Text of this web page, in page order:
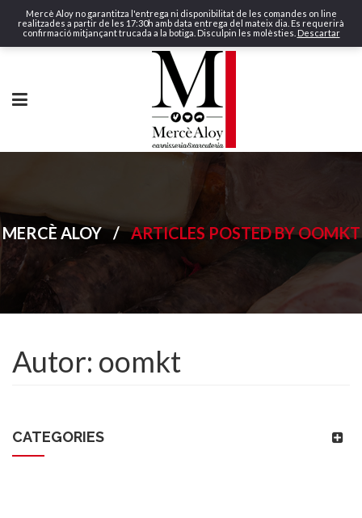
Mercè Aloy no garantitza l'entrega ni disponibilitat de les comandes on line
realitzades a partir de les 17:30h amb data entrega del mateix dia. Es requerirà
confirmació mitjançant trucada a la botiga. Disculpin les molèsties. Descartar
MERCÈ ALOY / ARTICLES POSTED BY OOMKT
Autor: oomkt
CATEGORIES